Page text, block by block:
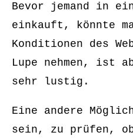
Bevor jemand in
einkauft, könnte
Konditionen des
Lupe nehmen, ist
sehr lustig.
Eine andere
sein, zu prüfen,